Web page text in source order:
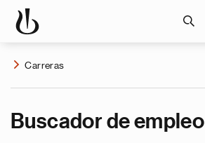
Carreras
Buscador de empleo